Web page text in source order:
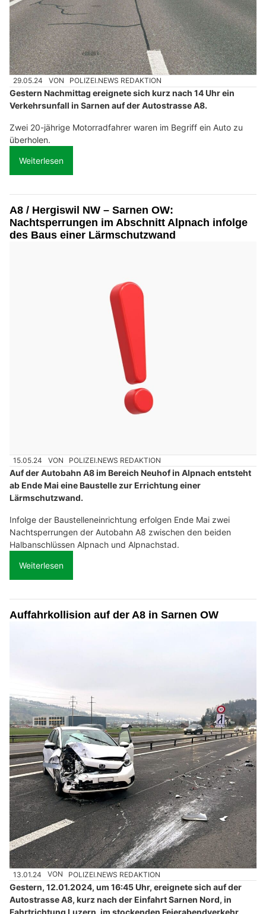
29.05.24 VON POLIZEI.NEWS REDAKTION
Gestern Nachmittag ereignete sich kurz nach 14 Uhr ein
Verkehrsunfall in Sarnen auf der Autostrasse A8.
Zwei 20-jährige Motorradfahrer waren im Begriff ein Auto zu
überholen.
Weiterlesen
A8 / Hergiswil NW – Sarnen OW:
Nachtsperrungen im Abschnitt Alpnach infolge
des Baus einer Lärmschutzwand
15.05.24 VON POLIZEI.NEWS REDAKTION
Auf der Autobahn A8 im Bereich Neuhof in Alpnach entsteht
ab Ende Mai eine Baustelle zur Errichtung einer
Lärmschutzwand.
Infolge der Baustelleneinrichtung erfolgen Ende Mai zwei
Nachtsperrungen der Autobahn A8 zwischen den beiden
Halbanschlüssen Alpnach und Alpnachstad.
Weiterlesen
Auffahrkollision auf der A8 in Sarnen OW
13.01.24 VON POLIZEI.NEWS REDAKTION
Gestern, 12.01.2024, um 16:45 Uhr, ereignete sich auf der
Autostrasse A8, kurz nach der Einfahrt Sarnen Nord, in
Fahrtrichtung Luzern, im stockenden Feierabendverkehr